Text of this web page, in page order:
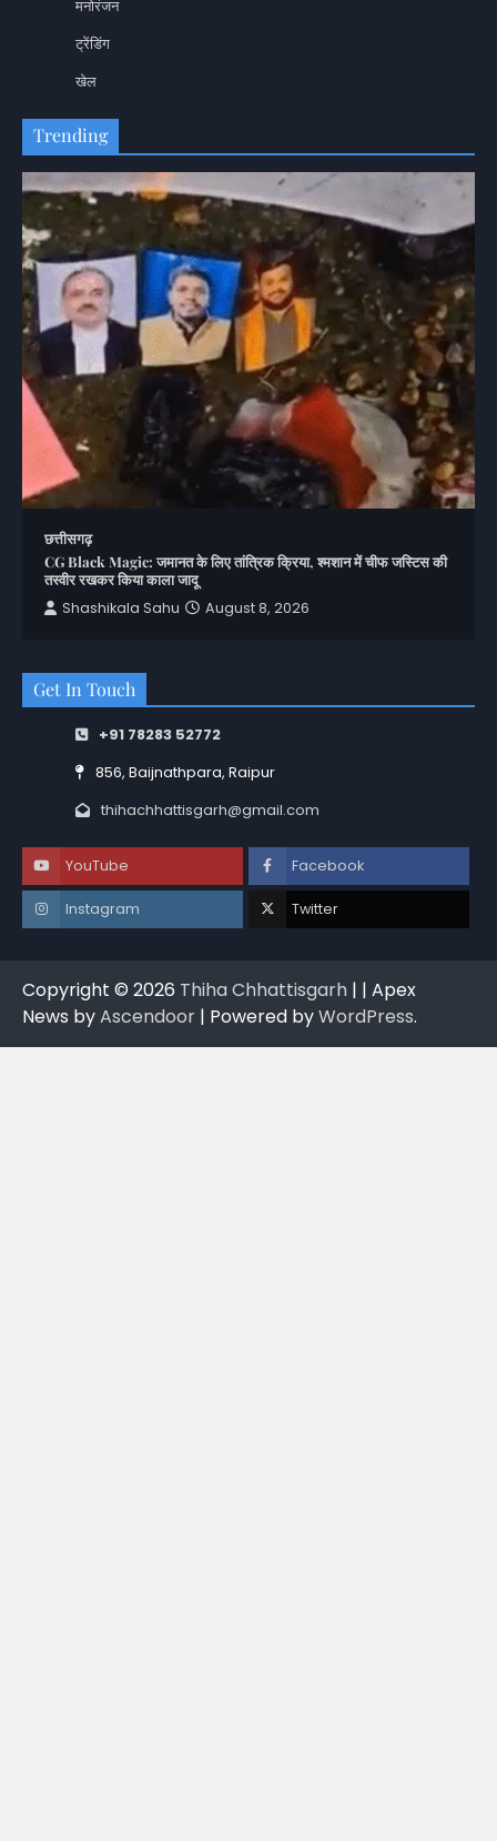
मनोरंजन
ट्रेंडिंग
खेल
Trending
छत्तीसगढ़
CG Black Magic: जमानत के लिए तांत्रिक क्रिया, श्मशान में चीफ जस्टिस की
तस्वीर रखकर किया काला जादू
Shashikala Sahu
August 8, 2026
Get In Touch
+91 78283 52772
856, Baijnathpara, Raipur
thihachhattisgarh@gmail.com
YouTube Facebook
Instagram Twitter
Copyright © 2026 Thiha Chhattisgarh | | Apex
News byAscendoor | Powered byWordPress.